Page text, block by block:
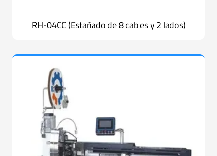
RH-04CC (Estañado de 8 cables y 2 lados)